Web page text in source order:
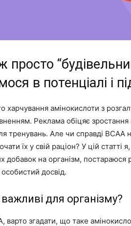
просто
в потенціалі і
харчування амінокислоти з
Реклама обіцяє зростання
тренувань. Але чи справді BCAA
їх у свій раціон? У цій
добавок на організм, постараюся
досвід.
для організму?
згадати, що таке